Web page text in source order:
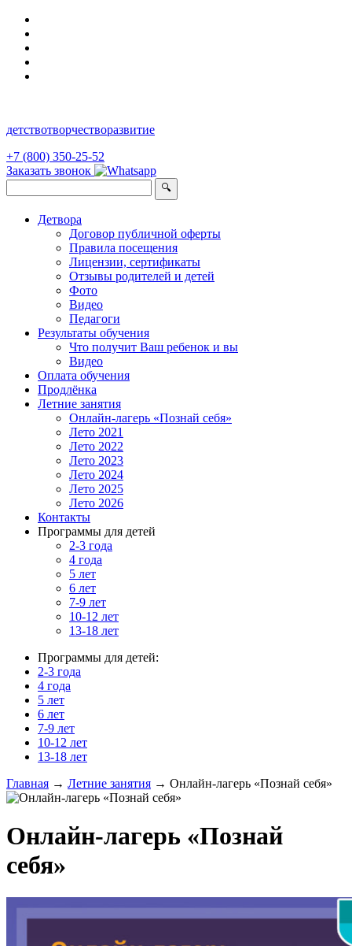
детствотворчестворазвитие
+7 (800) 350-25-52
Заказать звонок
Детвора
Договор публичной оферты
Правила посещения
Лицензии, сертификаты
Отзывы родителей и детей
Фото
Видео
Педагоги
Результаты обучения
Что получит Ваш ребенок и вы
Видео
Оплата обучения
Продлёнка
Летние занятия
Онлайн-лагерь «Познай себя»
Лето 2021
Лето 2022
Лето 2023
Лето 2024
Лето 2025
Лето 2026
Контакты
Программы для детей
2-3 года
4 года
5 лет
6 лет
7-9 лет
10-12 лет
13-18 лет
Программы для детей:
2-3 года
4 года
5 лет
6 лет
7-9 лет
10-12 лет
13-18 лет
Главная → Летние занятия → Онлайн-лагерь «Познай себя»
Онлайн-лагерь «Познай
себя»